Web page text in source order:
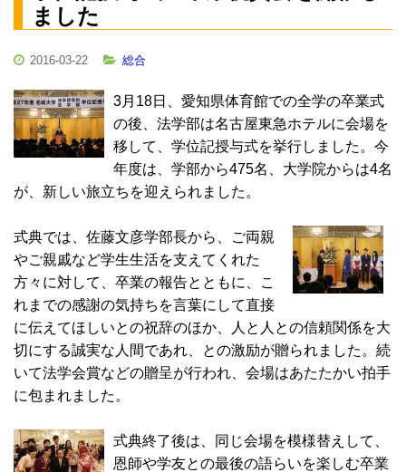
ました
2016-03-22 総合
3月18日、愛知県体育館での全学の卒業式
の後、法学部は名古屋東急ホテルに会場を
移して、学位記授与式を挙行しました。今
年度は、学部から475名、大学院からは4名
が、新しい旅立ちを迎えられました。
式典では、佐藤文彦学部長から、ご両親
やご親戚など学生生活を支えてくれた
方々に対して、卒業の報告とともに、こ
れまでの感謝の気持ちを言葉にして直接
に伝えてほしいとの祝辞のほか、人と人との信頼関係を大
切にする誠実な人間であれ、との激励が贈られました。続
いて法学会賞などの贈呈が行われ、会場はあたたかい拍手
に包まれました。
式典終了後は、同じ会場を模様替えして、
恩師や学友との最後の語らいを楽しむ卒業